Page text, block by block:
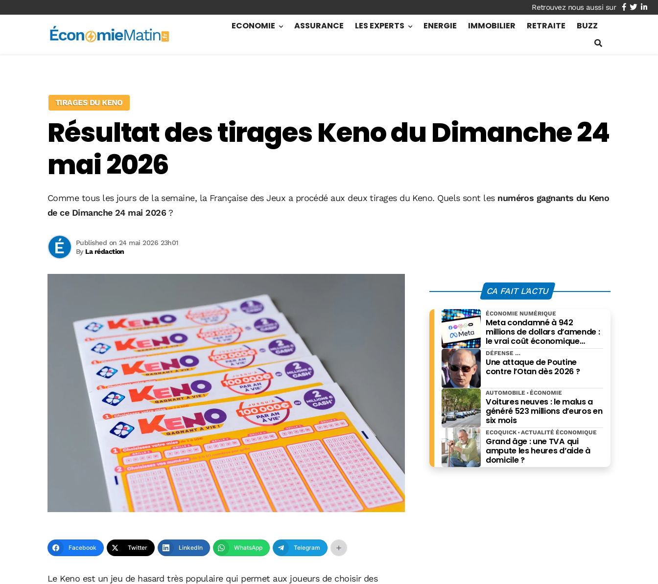
facebook
twitter
ECONOMIE ASSURANCE LES EXPERTS ENERGIE IMMOBILIER RETRAITE BUZZ
TIRAGES DU KENO
Résultat des tirages Keno du Dimanche 24
mai 2026
Comme tous les jours de la semaine, la Française des Jeux a procédé aux deux tirages du Keno. Quels sont les numéros gagnants du Keno
de ce Dimanche 24 mai 2026?
By La rédaction
Published on 24 mai 2026 23h01
Facebook Twitter LinkedIn WhatsApp Telegram
Le Keno est un jeu de hasard très populaire qui permet aux joueurs de choisir des
CA FAIT L'ACTU
Meta condamné à 942
millions de dollars d’amende :
le vrai coût économique
imposé par le Nouveau-
Mexique
ÉCONOMIE NUMÉRIQUE
Une attaque de Poutine
contre l’Otan dès 2026 ?
DÉFENSE
Voitures neuves : le malus a
généré 523 millions d’euros en
six mois
AUTOMOBILE ÉCONOMIE
Grand âge : une TVA qui
ampute les heures d’aide à
domicile ?
ECOQUICK ACTUALITÉ ÉCONOMIQUE